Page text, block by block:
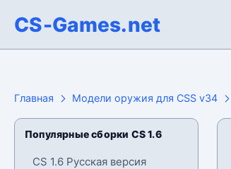
CS-Games.net
Главная Модели оружия для CSS v34
Популярные сборки CS 1.6
CS 1.6 Русская версия